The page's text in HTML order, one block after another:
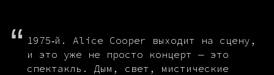
“ 1975‑й. Alice Cooper выходит на сцену,
и это уже не просто концерт — это
спектакль. Дым, свет, мистические